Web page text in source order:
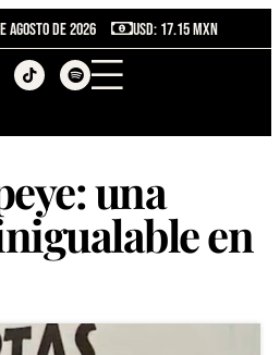
agosto de 2026 USD: 17.15 MXN
una
en